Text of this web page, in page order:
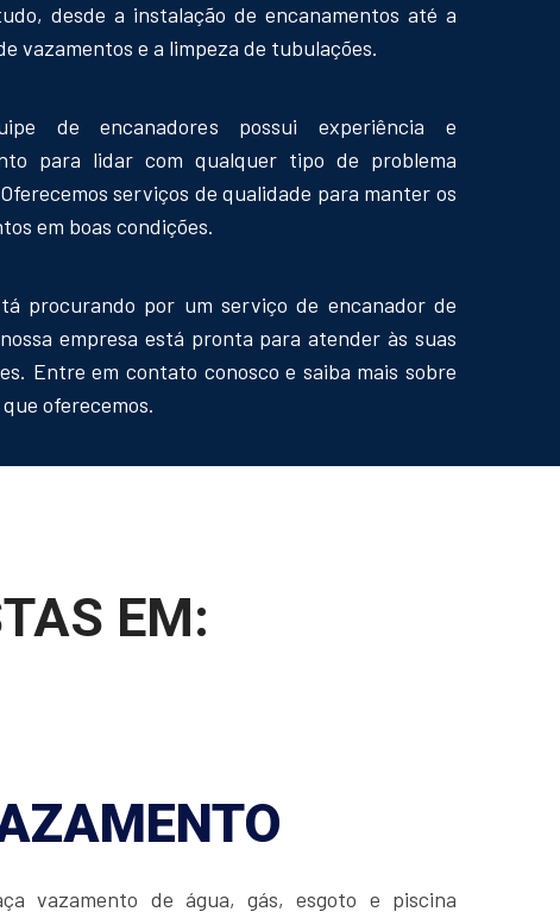
desde a instalação de encanamentos até a
vazamentos e a limpeza de tubulações.
de encanadores possui experiência e
para lidar com qualquer tipo de problema
serviços de qualidade para manter os
em boas condições.
procurando por um serviço de encanador de
empresa está pronta para atender às suas
Entre em contato conosco e saiba mais sobre
oferecemos.
EM:
vazamento de água, gás, esgoto e piscina